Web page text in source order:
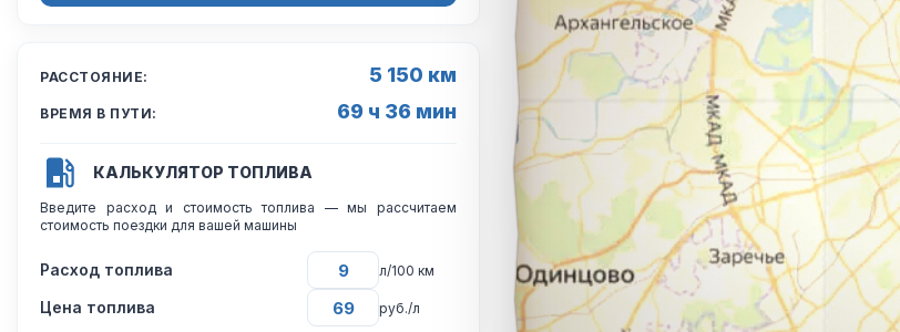
РАССТОЯНИЕ: 5 150 км
ВРЕМЯ В ПУТИ: 69 ч 36 мин
КАЛЬКУЛЯТОР ТОПЛИВА
Введите расход и стоимость топлива — мы рассчитаем
стоимость поездки для вашей машины
Расход топлива л/100 км
Цена топлива руб./л